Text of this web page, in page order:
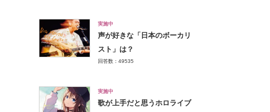
実施中
声が好きな「日本のボーカリ
スト」は？
回答数：49535
実施中
歌が上手だと思うホロライブ